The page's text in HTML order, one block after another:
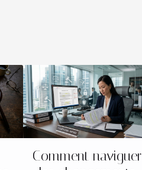
Comment naviguer